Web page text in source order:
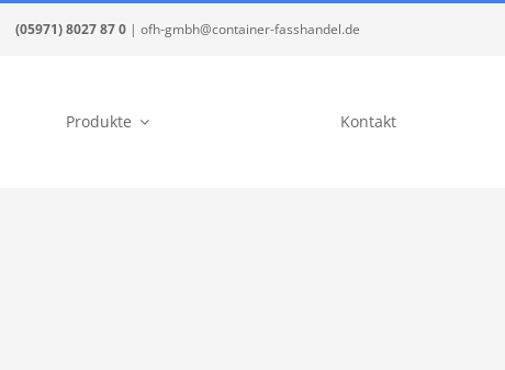
(05971) 8027 87 0 | ofh-gmbh@container-fasshandel.de
Produkte Kontakt